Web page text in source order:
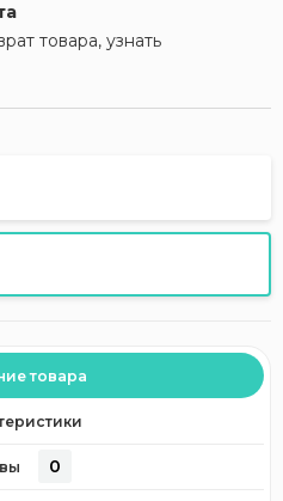
товара, узнать
товара
0